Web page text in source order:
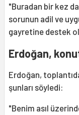
"Buradan bir kez
sorunun adil ve
gayretine destek
Erdoğan,
Erdoğan,
şunları söyledi:
"Benim asıl